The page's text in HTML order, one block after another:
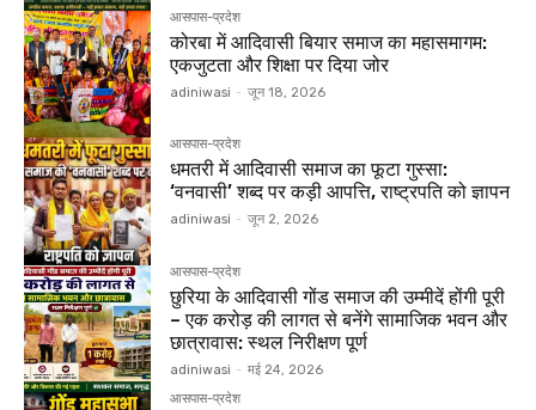
आसपास-प्रदेश
कोरबा में आदिवासी बियार समाज का महासमागम:
एकजुटता और शिक्षा पर दिया जोर
adiniwasi - जून 18, 2026
आसपास-प्रदेश
धमतरी में आदिवासी समाज का फूटा गुस्सा:
‘वनवासी’ शब्द पर कड़ी आपत्ति, राष्ट्रपति को ज्ञापन
adiniwasi - जून 2, 2026
आसपास-प्रदेश
छुरिया के आदिवासी गोंड समाज की उम्मीदें होंगी पूरी
– एक करोड़ की लागत से बनेंगे सामाजिक भवन और
छात्रावास: स्थल निरीक्षण पूर्ण
adiniwasi - मई 24, 2026
आसपास-प्रदेश